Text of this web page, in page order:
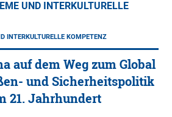
UND INTERKULTURELLE
INTERKULTURELLE KOMPETENZ
auf dem Weg zum Global
und Sicherheitspolitik
21. Jahrhundert